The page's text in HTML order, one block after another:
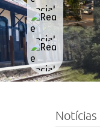
Notícias